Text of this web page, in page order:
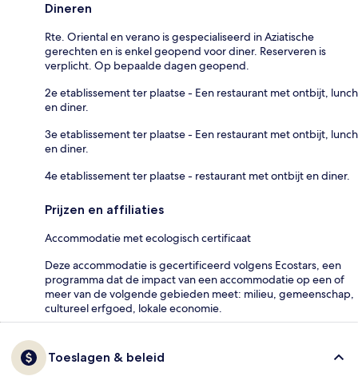
Dineren
Rte. Oriental en verano is gespecialiseerd in Aziatische
gerechten en is enkel geopend voor diner. Reserveren is
verplicht. Op bepaalde dagen geopend.
2e etablissement ter plaatse - Een restaurant met ontbijt, lunch
en diner.
3e etablissement ter plaatse - Een restaurant met ontbijt, lunch
en diner.
4e etablissement ter plaatse - restaurant met ontbijt en diner.
Prijzen en affiliaties
Accommodatie met ecologisch certificaat
Deze accommodatie is gecertificeerd volgens Ecostars, een
programma dat de impact van een accommodatie op een of
meer van de volgende gebieden meet: milieu, gemeenschap,
cultureel erfgoed, lokale economie.
Toeslagen & beleid